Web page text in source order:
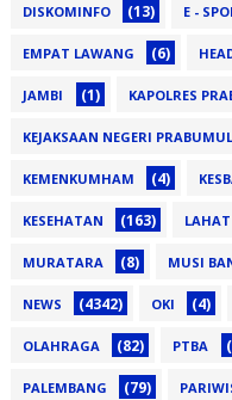
DISKOMINFO (13) E -
EMPAT LAWANG (6)
JAMBI (1) KAPOLRES
KEJAKSAAN NEGERI
KEMENKUMHAM (4)
KESEHATAN (163) LAHAT
MURATARA (8) MUSI
NEWS (4342) OKI (4)
OLAHRAGA (82) PTBA
PALEMBANG (79)